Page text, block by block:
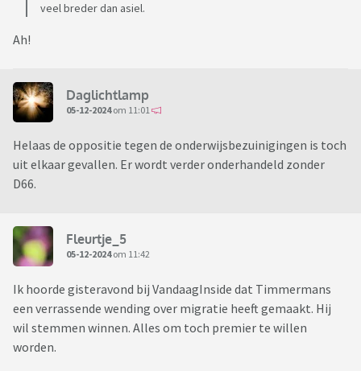
veel breder dan asiel.
Ah!
Daglichtlamp
05-12-2024om 11:01
Helaas de oppositie tegen de onderwijsbezuinigingen is toch
uit elkaar gevallen. Er wordt verder onderhandeld zonder
D66.
Fleurtje_5
05-12-2024om 11:42
Ik hoorde gisteravond bij VandaagInside dat Timmermans
een verrassende wending over migratie heeft gemaakt. Hij
wil stemmen winnen. Alles om toch premier te willen
worden.